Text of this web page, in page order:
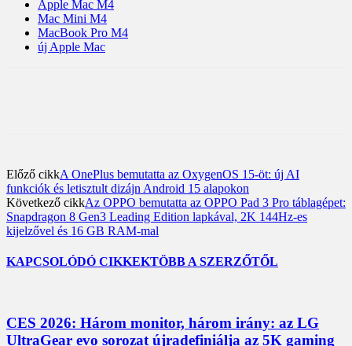
Apple Mac M4
Mac Mini M4
MacBook Pro M4
új Apple Mac
Előző cikkA OnePlus bemutatta az OxygenOS 15-öt: új AI
funkciók és letisztult dizájn Android 15 alapokon
Következő cikkAz OPPO bemutatta az OPPO Pad 3 Pro táblagépet:
Snapdragon 8 Gen3 Leading Edition lapkával, 2K 144Hz-es
kijelzővel és 16 GB RAM-mal
KAPCSOLÓDÓ CIKKEKTÖBB A SZERZŐTŐL
CES 2026: Három monitor, három irány: az LG
UltraGear evo sorozat újradefiniálja az 5K gaming